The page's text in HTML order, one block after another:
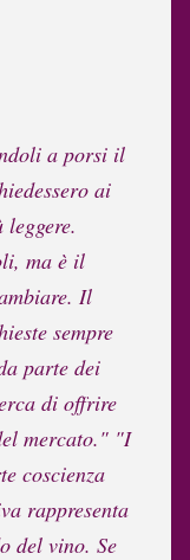
a porsi il
ai
ma è il
Il
sempre
parte dei
di offrire
mercato." "I
coscienza
rappresenta
del vino. Se